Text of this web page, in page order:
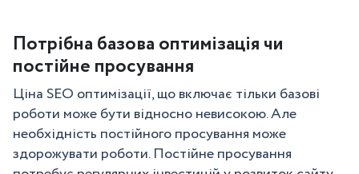
Потрібна базова оптимізація чи
постійне просування
Ціна SEO оптимізації, що включає тільки базові
роботи може бути відносно невисокою. Але
необхідність постійного просування може
здорожувати роботи. Постійне просування